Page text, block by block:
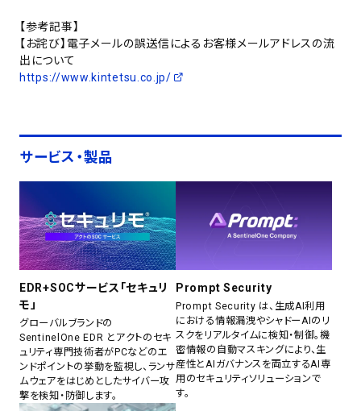
【参考記事】
【お詫び】電子メールの誤送信によるお客様メールアドレスの流
出について
https://www.kintetsu.co.jp/
サービス・製品
EDR+SOCサービス「セキュリ
モ」
グローバルブランドの
SentinelOne EDR とアクトのセキ
ュリティ専門技術者がPCなどのエ
ンドポイントの挙動を監視し、ランサ
ムウェアをはじめとしたサイバー攻
撃を検知・防御します。
Prompt Security
Prompt Security は、生成AI利用
における情報漏洩やシャドーAIのリ
スクをリアルタイムに検知・制御。機
密情報の自動マスキングにより、生
産性とAIガバナンスを両立するAI専
用のセキュリティソリューションで
す。